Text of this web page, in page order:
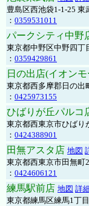
豊島区西池袋1-1-25
： 0359531011
パークシティ中野
東京都中野区中野四丁
： 0359429861
日の出店(イオン
東京都西多摩郡日の出
： 0425973155
ひばりが丘パルコ
東京都西東京市ひばり
： 0424388901
田無アスタ店 地図
東京都西東京市田無町
： 0424606121
練馬駅前店 地図 詳
東京都練馬区練馬1丁